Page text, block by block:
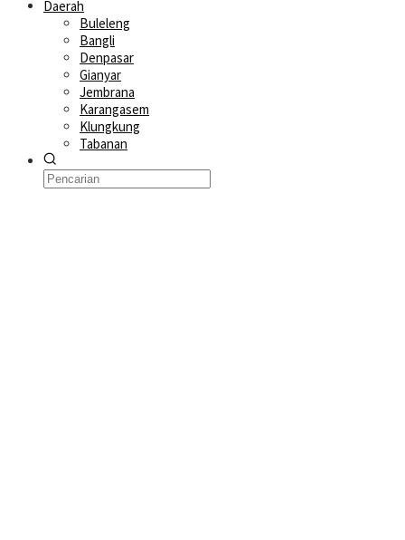
Daerah
Buleleng
Bangli
Denpasar
Gianyar
Jembrana
Karangasem
Klungkung
Tabanan